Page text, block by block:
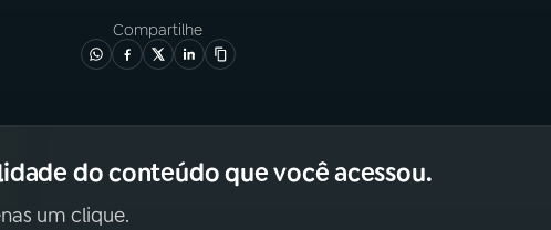
Compartilhe
do conteúdo que você acessou.
um clique.